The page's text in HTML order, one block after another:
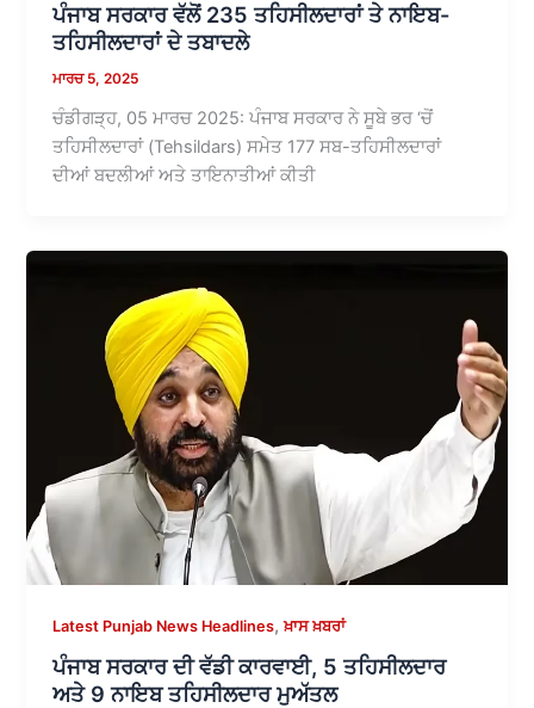
ਪੰਜਾਬ ਸਰਕਾਰ ਵੱਲੋਂ 235 ਤਹਿਸੀਲਦਾਰਾਂ ਤੇ ਨਾਇਬ-
ਤਹਿਸੀਲਦਾਰਾਂ ਦੇ ਤਬਾਦਲੇ
ਮਾਰਚ 5, 2025
ਚੰਡੀਗੜ੍ਹ, 05 ਮਾਰਚ 2025: ਪੰਜਾਬ ਸਰਕਾਰ ਨੇ ਸੂਬੇ ਭਰ ‘ਚੋਂ
ਤਹਿਸੀਲਦਾਰਾਂ (Tehsildars) ਸਮੇਤ 177 ਸਬ-ਤਹਿਸੀਲਦਾਰਾਂ
ਦੀਆਂ ਬਦਲੀਆਂ ਅਤੇ ਤਾਇਨਾਤੀਆਂ ਕੀਤੀ
Latest Punjab News Headlines,ਖ਼ਾਸ ਖ਼ਬਰਾਂ
ਪੰਜਾਬ ਸਰਕਾਰ ਦੀ ਵੱਡੀ ਕਾਰਵਾਈ, 5 ਤਹਿਸੀਲਦਾਰ
ਅਤੇ 9 ਨਾਇਬ ਤਹਿਸੀਲਦਾਰ ਮੁਅੱਤਲ